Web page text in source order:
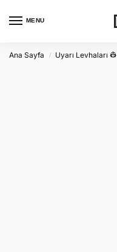
MENU
Ana Sayfa / Uyarı Levhaları 👷